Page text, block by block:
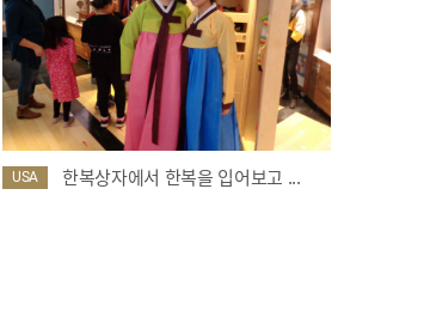
USA 한복상자에서 한복을 입어보고 ...